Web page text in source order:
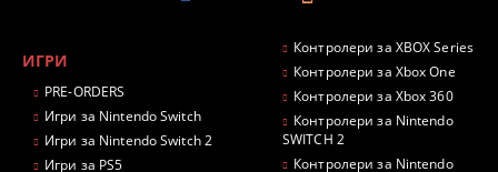
ИГРИ
PRE-ORDERS
Игри за Nintendo Switch
Игри за Nintendo Switch 2
Игри за PS5
Контролери за XBOX Series
Контролери за Xbox One
Контролери за Xbox 360
Контролери за Nintendo
SWITCH 2
Контролери за Nintendo